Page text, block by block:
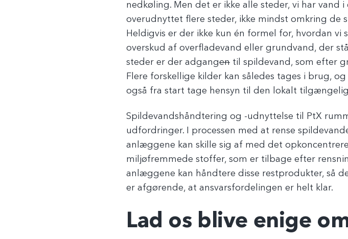
nedkøling. Men det er ikke alle steder, vi har vand
overudnyttet flere steder, ikke mindst omkring de
Heldigvis er der ikke kun én formel for, hvordan
overskud af overfladevand eller grundvand, der
steder er der adgangen til spildevand, som efter
Flere forskellige kilder kan således tages i brug,
også fra start tage hensyn til den lokalt
Spildevandshåndtering og -udnyttelse til PtX
udfordringer. I processen med at rense
anlæggene kan skille sig af med det
miljøfremmede stoffer, som er tilbage efter
anlæggene kan håndtere disse restprodukter, så
er afgørende, at ansvarsfordelingen er helt klar.
Lad os blive enige